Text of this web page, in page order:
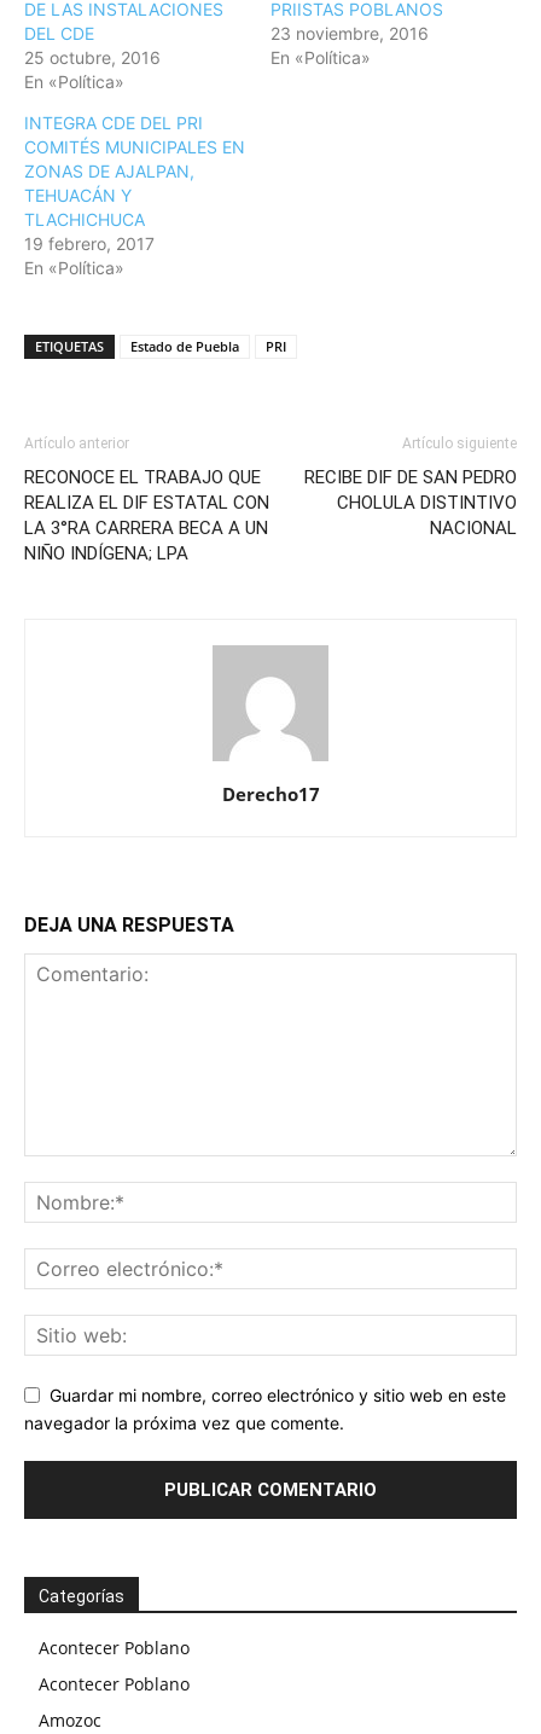
DE LAS INSTALACIONES
DEL CDE
25 octubre, 2016
En «Política»
PRIISTAS POBLANOS
23 noviembre, 2016
En «Política»
INTEGRA CDE DEL PRI
COMITÉS MUNICIPALES EN
ZONAS DE AJALPAN,
TEHUACÁN Y
TLACHICHUCA
19 febrero, 2017
En «Política»
ETIQUETAS Estado de Puebla PRI
Artículo anterior
RECONOCE EL TRABAJO QUE
REALIZA EL DIF ESTATAL CON
LA 3°RA CARRERA BECA A UN
NIÑO INDÍGENA; LPA
Artículo siguiente
RECIBE DIF DE SAN PEDRO
CHOLULA DISTINTIVO
NACIONAL
Derecho17
DEJA UNA RESPUESTA
Guardar mi nombre, correo electrónico y sitio web en este
navegador la próxima vez que comente.
Categorías
Acontecer Poblano
Acontecer Poblano
Amozoc